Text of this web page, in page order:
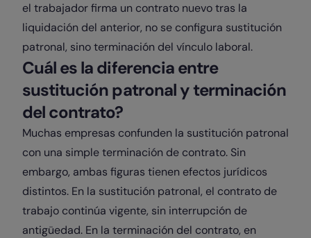
el trabajador firma un contrato nuevo tras la
liquidación del anterior, no se configura sustitución
patronal, sino terminación del vínculo laboral.
Cuál es la diferencia entre
sustitución patronal y terminación
del contrato?
Muchas empresas confunden la sustitución patronal
con una simple terminación de contrato. Sin
embargo, ambas figuras tienen efectos jurídicos
distintos. En la sustitución patronal, el contrato de
trabajo continúa vigente, sin interrupción de
antigüedad. En la terminación del contrato, en